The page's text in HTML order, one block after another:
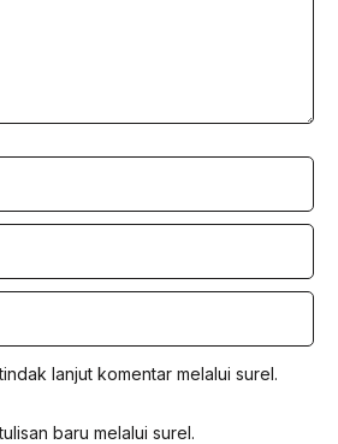
lanjut komentar melalui surel.
baru melalui surel.